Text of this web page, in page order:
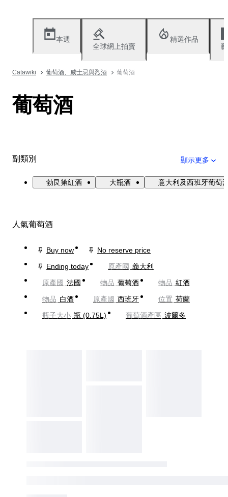
本週
全球網上拍賣
精選作品
Catawiki 葡萄酒、威士忌與烈酒 葡萄酒
葡萄酒
副類別 顯示更多
勃艮第紅酒 大瓶酒 意大利及西班牙葡萄
人氣葡萄酒
Buy now
No reserve price
Ending today
原產國 義大利
原產國 法國 物品 葡萄酒 物品 紅酒
物品 白酒 原產國 西班牙 位置 荷蘭
瓶子大小 瓶 (0.75L) 葡萄酒產區 波爾多